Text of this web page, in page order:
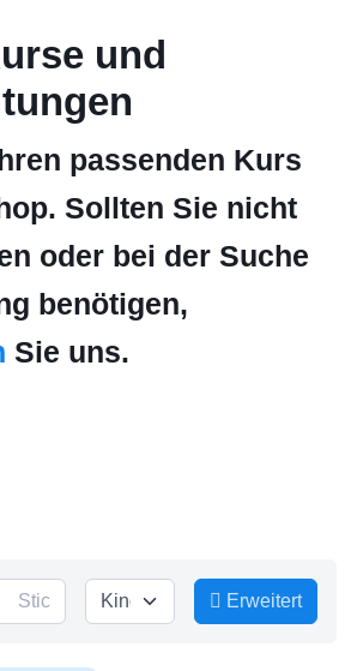
und
passenden Kurs
Sollten Sie nicht
oder bei der Suche
benötigen,
Sie uns.
Erweitert